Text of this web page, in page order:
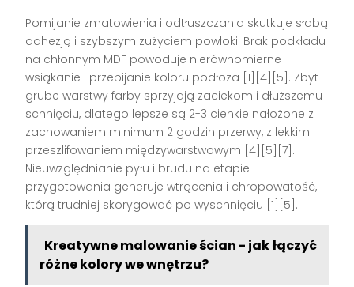
Pomijanie zmatowienia i odtłuszczania skutkuje słabą
adhezją i szybszym zużyciem powłoki. Brak podkładu
na chłonnym MDF powoduje nierównomierne
wsiąkanie i przebijanie koloru podłoża [1][4][5]. Zbyt
grube warstwy farby sprzyjają zaciekom i dłuższemu
schnięciu, dlatego lepsze są 2-3 cienkie nałożone z
zachowaniem minimum 2 godzin przerwy, z lekkim
przeszlifowaniem międzywarstwowym [4][5][7].
Nieuwzględnianie pyłu i brudu na etapie
przygotowania generuje wtrącenia i chropowatość,
którą trudniej skorygować po wyschnięciu [1][5].
Kreatywne malowanie ścian - jak łączyć
różne kolory we wnętrzu?